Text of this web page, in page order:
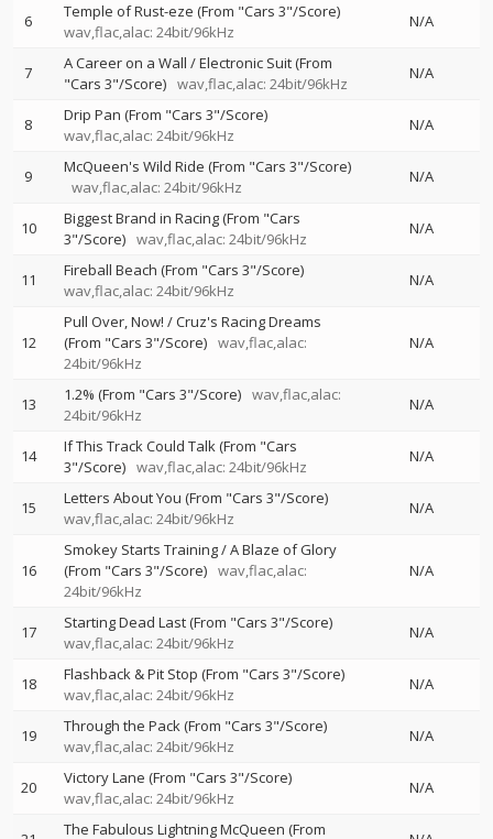
6
Temple of Rust-eze (From "Cars 3"/Score)
wav,flac,alac: 24bit/96kHz
N/A
7
A Career on a Wall / Electronic Suit (From
"Cars 3"/Score) wav,flac,alac: 24bit/96kHz
N/A
8
Drip Pan (From "Cars 3"/Score)
wav,flac,alac: 24bit/96kHz
N/A
9
McQueen's Wild Ride (From "Cars 3"/Score)
wav,flac,alac: 24bit/96kHz
N/A
10
Biggest Brand in Racing (From "Cars
3"/Score) wav,flac,alac: 24bit/96kHz
N/A
11
Fireball Beach (From "Cars 3"/Score)
wav,flac,alac: 24bit/96kHz
N/A
12
Pull Over, Now! / Cruz's Racing Dreams
(From "Cars 3"/Score) wav,flac,alac:
24bit/96kHz
N/A
13 1.2% (From "Cars 3"/Score) wav,flac,alac:
24bit/96kHz
N/A
14
If This Track Could Talk (From "Cars
3"/Score) wav,flac,alac: 24bit/96kHz
N/A
15
Letters About You (From "Cars 3"/Score)
wav,flac,alac: 24bit/96kHz
N/A
16
Smokey Starts Training / A Blaze of Glory
(From "Cars 3"/Score) wav,flac,alac:
24bit/96kHz
N/A
17
Starting Dead Last (From "Cars 3"/Score)
wav,flac,alac: 24bit/96kHz
N/A
18
Flashback & Pit Stop (From "Cars 3"/Score)
wav,flac,alac: 24bit/96kHz
N/A
19
Through the Pack (From "Cars 3"/Score)
wav,flac,alac: 24bit/96kHz
N/A
20
Victory Lane (From "Cars 3"/Score)
wav,flac,alac: 24bit/96kHz
N/A
The Fabulous Lightning McQueen (From